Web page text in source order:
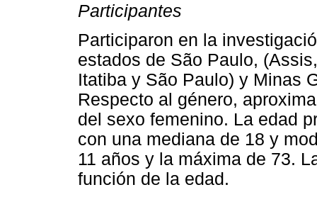
Participantes
Participaron en la
estados de São Paulo,
Itatiba y São Paulo) y Minas
Respecto al género,
del sexo femenino. La edad
con una mediana de 18 y
11 años y la máxima de 73.
función de la edad.